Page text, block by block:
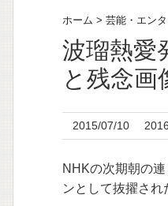
ホーム > 芸能・エンタ
波瑠熱愛
と残念画
2015/07/10
NHKの次期朝の
ンとして抜擢され